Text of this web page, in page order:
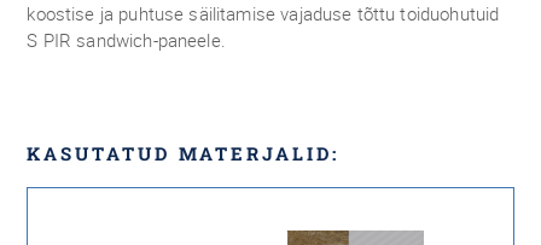
koostise ja puhtuse säilitamise vajaduse tõttu toiduohutuid
S PIR sandwich-paneele.
KASUTATUD MATERJALID: